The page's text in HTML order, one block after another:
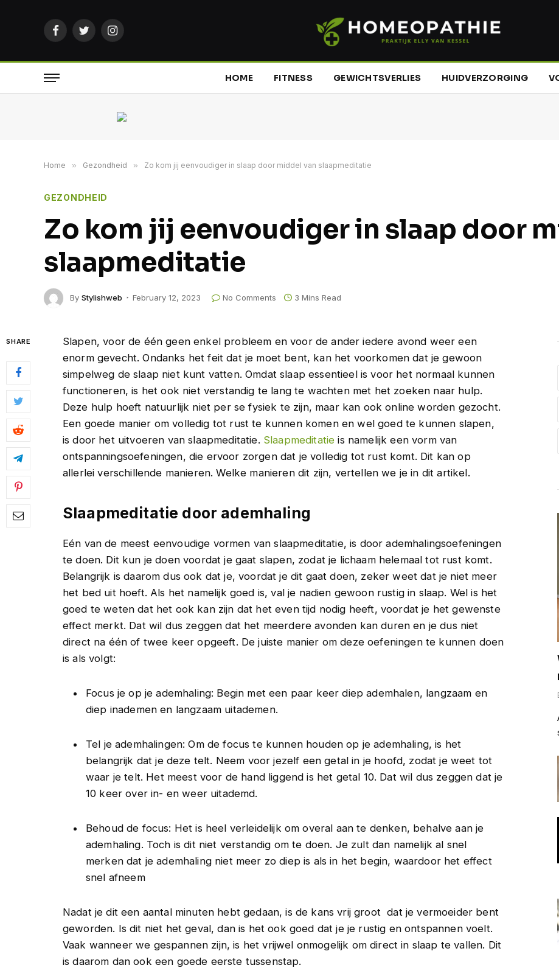
FacebookTwitterInstagram
HOME FITNESS GEWICHTSVERLIES HUIDVERZORGING
Home » Gezondheid » Zo kom jij eenvoudiger in slaap door middel van slaapmeditatie
GEZONDHEID
Zo kom jij eenvoudiger in slaap door
slaapmeditatie
By Stylishweb February 12, 2023 No Comments 3 Mins Read
SHARE
Slapen, voor de één geen enkel probleem en voor de ander iedere avond weer een
enorm gevecht. Ondanks het feit dat je moet bent, kan het voorkomen dat je gewoon
simpelweg de slaap niet kunt vatten. Omdat slaap essentieel is voor het normaal kunnen
functioneren, is het ook niet verstandig te lang te wachten met het zoeken naar hulp.
Deze hulp hoeft natuurlijk niet per se fysiek te zijn, maar kan ook online worden gezocht.
Een goede manier om volledig tot rust te kunnen komen en wel goed te kunnen slapen,
is door het uitvoeren van slaapmeditatie. Slaapmeditatie is namelijk een vorm van
ontspanningsoefeningen, die ervoor zorgen dat je volledig tot rust komt. Dit kan op
allerlei verschillende manieren. Welke manieren dit zijn, vertellen we je in dit artikel.
Slaapmeditatie door ademhaling
Eén van de meest eenvoudige vormen van slaapmeditatie, is door ademhalingsoefeningen
te doen. Dit kun je doen voordat je gaat slapen, zodat je lichaam helemaal tot rust komt.
Belangrijk is daarom dus ook dat je, voordat je dit gaat doen, zeker weet dat je niet meer
het bed uit hoeft. Als het namelijk goed is, val je nadien gewoon rustig in slaap. Wel is het
goed te weten dat het ook kan zijn dat het even tijd nodig heeft, voordat je het gewenste
effect merkt. Dat wil dus zeggen dat het meerdere avonden kan duren en je dus niet
direct na één of twee keer opgeeft. De juiste manier om deze oefeningen te kunnen doen
is als volgt:
Focus je op je ademhaling: Begin met een paar keer diep ademhalen, langzaam en
diep inademen en langzaam uitademen.
Tel je ademhalingen: Om de focus te kunnen houden op je ademhaling, is het
belangrijk dat je deze telt. Neem voor jezelf een getal in je hoofd, zodat je weet tot
waar je telt. Het meest voor de hand liggend is het getal 10. Dat wil dus zeggen dat je
10 keer over in- en weer uitademd.
Behoud de focus: Het is heel verleidelijk om overal aan te denken, behalve aan je
ademhaling. Toch is dit niet verstandig om te doen. Je zult dan namelijk al snel
merken dat je ademhaling niet meer zo diep is als in het begin, waardoor het effect
snel afneem
Nadat je dit een aantal minuten hebt gedaan, is de kans vrij groot dat je vermoeider bent
geworden. Is dit niet het geval, dan is het ook goed dat je je rustig en ontspannen voelt.
Vaak wanneer we gespannen zijn, is het vrijwel onmogelijk om direct in slaap te vallen. Dit
is daarom dan ook een goede eerste tussenstap.